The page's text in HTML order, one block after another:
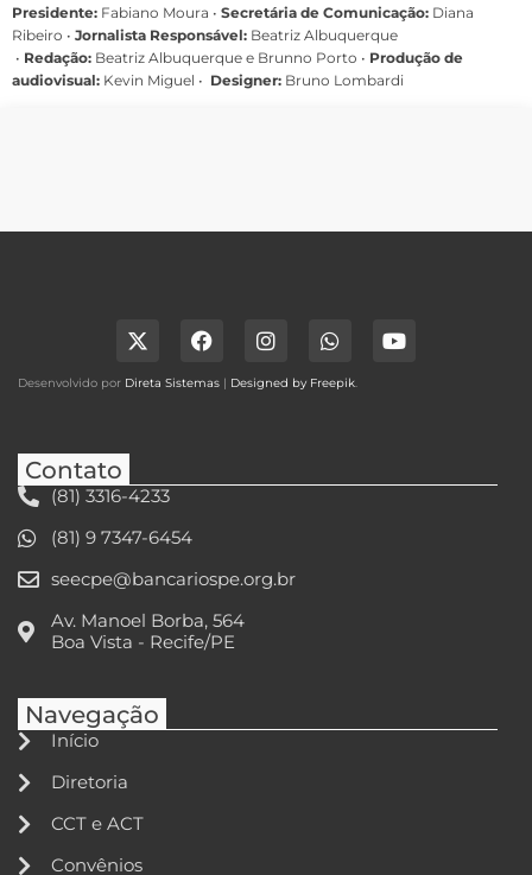
Presidente: Fabiano Moura • Secretária de Comunicação: Diana
Ribeiro • Jornalista Responsável: Beatriz Albuquerque
• Redação: Beatriz Albuquerque e Brunno Porto • Produção de
audiovisual: Kevin Miguel • Designer: Bruno Lombardi
Desenvolvido por Direta Sistemas | Designed by Freepik.
Contato
(81) 3316-4233
(81) 9 7347-6454
seecpe@bancariospe.org.br
Av. Manoel Borba, 564
Boa Vista - Recife/PE
Navegação
Início
Diretoria
CCT e ACT
Convênios